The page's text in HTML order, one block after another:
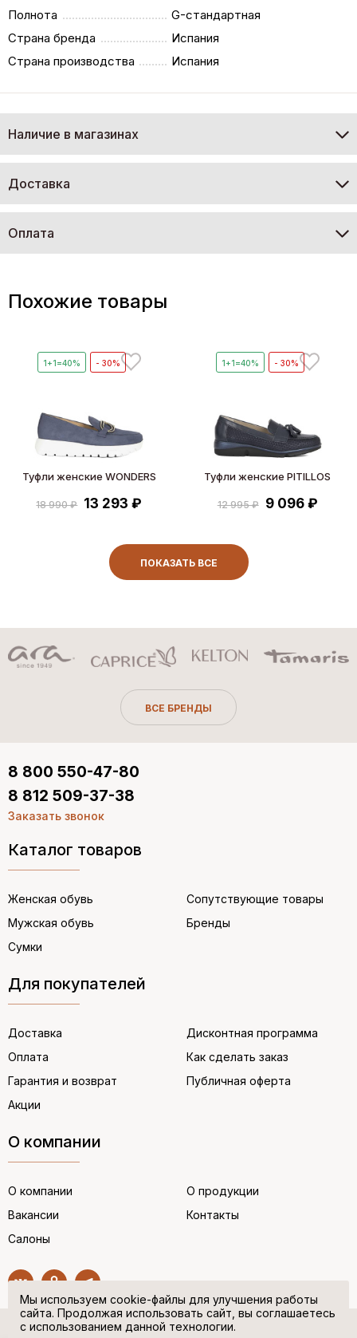
Полнота
G-стандартная
Страна бренда
Испания
Страна производства
Испания
Наличие в магазинах
Доставка
Оплата
Похожие товары
1+1=40% - 30%
Туфли женские WONDERS
18 990 ₽ 13 293 ₽
1+1=40% - 30%
Туфли женские PITILLOS
12 995 ₽ 9 096 ₽
ПОКАЗАТЬ ВСЕ
ВСЕ БРЕНДЫ
Каталог товаров
Женская обувь
Мужская обувь
Сумки
Сопутствующие товары
Бренды
Для покупателей
Доставка
Оплата
Гарантия и возврат
Акции
Дисконтная программа
Как сделать заказ
Публичная оферта
О компании
О компании
Вакансии
Салоны
О продукции
Контакты
8 800 550-47-80
8 812 509-37-38
Заказать звонок
© “НЕМЕЦКАЯ ОБУВЬ” 2017. Все права защищены.
Мы используем cookie-файлы для улучшения работы
сайта. Продолжая использовать сайт, вы соглашаетесь
с использованием данной технологии.